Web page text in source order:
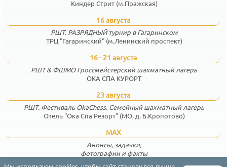
Киндер Стрит (м.Пражская)
16 августа
РШТ. РАЗРЯДНЫЙ турнир в Гагаринском
ТРЦ "Гагаринский" (м.Ленинский проспект)
16 - 21 августа
РШТ & ФШМО Гроссмейстерский шахматный лагерь
ОКА СПА КУРОРТ
23 августа
РШТ. Фестиваль OkaChess. Семейный шахматный лагерь
Отель "Ока Спа Резорт" (МО, д. Б.Кропотово)
MAX
Анонсы, задачки,
фотографии и факты